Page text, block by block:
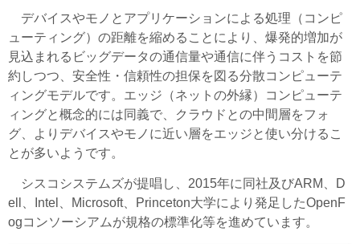
デバイスやモノとアプリケーションによる処理（コンピ
ューティング）の距離を縮めることにより、爆発的増加が
見込まれるビッグデータの通信量や通信に伴うコストを節
約しつつ、安全性・信頼性の担保を図る分散コンピューテ
ィングモデルです。エッジ（ネットの外縁）コンピューテ
ィングと概念的には同義で、クラウドとの中間層をフォ
グ、よりデバイスやモノに近い層をエッジと使い分けるこ
とが多いようです。
シスコシステムズが提唱し、2015年に同社及びARM、D
ell、Intel、Microsoft、Princeton大学により発足したOpenF
ogコンソーシアムが規格の標準化等を進めています。